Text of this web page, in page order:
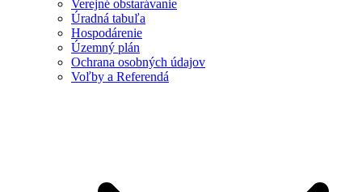
Verejné obstarávanie
Úradná tabuľa
Hospodárenie
Územný plán
Ochrana osobných údajov
Voľby a Referendá